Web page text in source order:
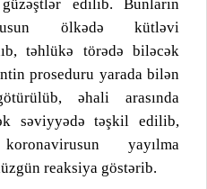
edilib. Bunların
ölkədə kütləvi
təhlükə törədə biləcək
proseduru yarada bilən
əhali arasında
səviyyədə təşkil edilib,
yayılma
reaksiya göstərib.